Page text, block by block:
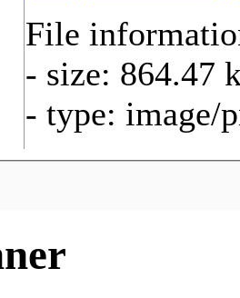
File
- size: 864.47
- type: image/